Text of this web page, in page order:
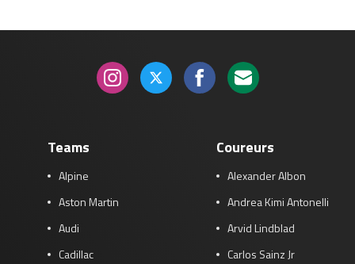
Teams
Alpine
Aston Martin
Audi
Cadillac
Coureurs
Alexander Albon
Andrea Kimi Antonelli
Arvid Lindblad
Carlos Sainz Jr